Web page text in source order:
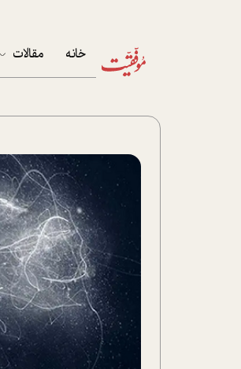
خانه مقالات
پرونده
زندگی
نوجوان
کار
پلاس
تحلیل